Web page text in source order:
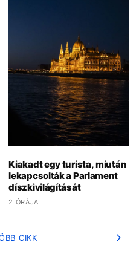
Kiakadt egy turista, miután
lekapcsolták a Parlament
díszkivilágítását
2 ÓRÁJA
CIKK